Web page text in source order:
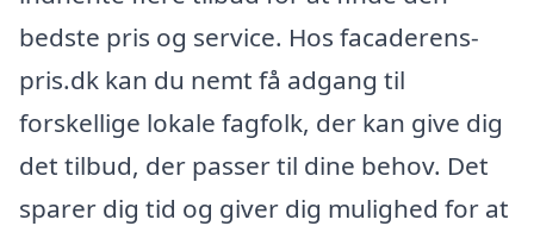
bedste pris og service. Hos facaderens-
pris.dk kan du nemt få adgang til
forskellige lokale fagfolk, der kan give dig
det tilbud, der passer til dine behov. Det
sparer dig tid og giver dig mulighed for at